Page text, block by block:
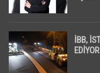
İBB,
EDİYOR